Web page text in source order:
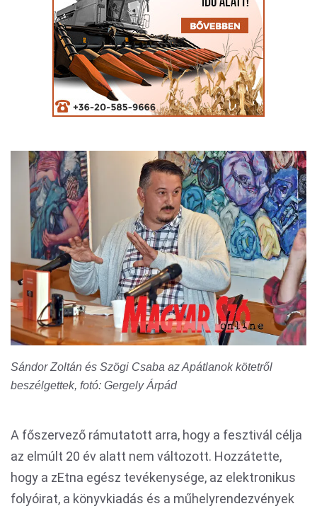
Sándor Zoltán és Szögi Csaba az Apátlanok kötetről
beszélgettek, fotó: Gergely Árpád
A főszervező rámutatott arra, hogy a fesztivál célja
az elmúlt 20 év alatt nem változott. Hozzátette,
hogy a zEtna egész tevékenysége, az elektronikus
folyóirat, a könyvkiadás és a műhelyrendezvények